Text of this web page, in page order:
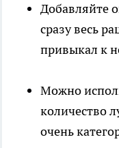
Добавляйте
сразу весь
привыкал к
Можно
количество
очень